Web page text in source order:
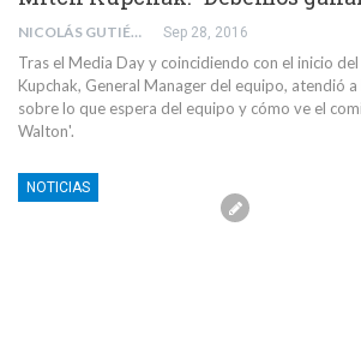
NICOLÁS GUTIÉRREZ CISTERNAS Sep 28, 2016
Tras el Media Day y coincidiendo con el inicio
Kupchak, General Manager del equipo, atendió
sobre lo que espera del equipo y cómo ve el
Walton'.
NOTICIAS